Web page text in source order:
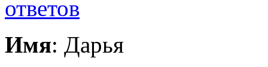
ответов
Имя: Дарья